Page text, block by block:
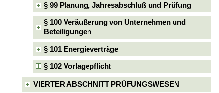
§ 99 Planung, Jahresabschluß und Prüfung
§ 100 Veräußerung von Unternehmen und
Beteiligungen
§ 101 Energieverträge
§ 102 Vorlagepflicht
VIERTER ABSCHNITT PRÜFUNGSWESEN